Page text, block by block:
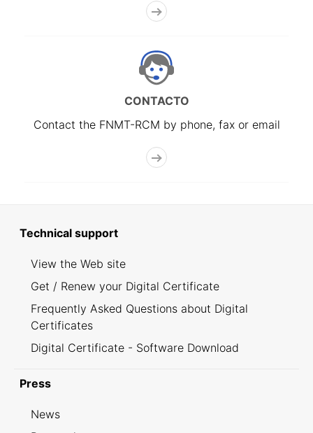
CONTACTO
Contact the FNMT-RCM by phone, fax or email
Technical support
View the Web site
Get / Renew your Digital Certificate
Frequently Asked Questions about Digital
Certificates
Digital Certificate - Software Download
Press
News